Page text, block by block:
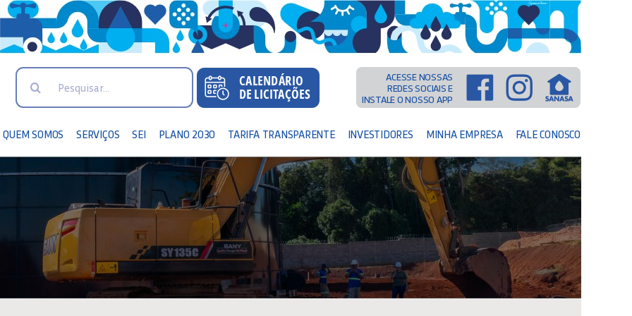
Search
ACESSE NOSSAS
REDES SOCIAIS E
INSTALE O NOSSO APP
QUEM SOMOS SERVIÇOS SEI PLANO 2030 TARIFA TRANSPARENTE INVESTIDORES MINHA EMPRESA FALE CONOSCO